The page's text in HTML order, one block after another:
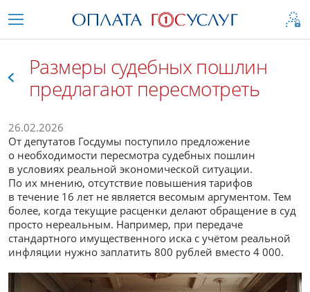
Размеры судебных пошлин
предлагают пересмотреть
26.02.2026
От депутатов Госдумы поступило предложение
о необходимости пересмотра судебных пошлин
в условиях реальной экономической ситуации.
По их мнению, отсутствие повышения тарифов
в течение 16 лет не является весомым аргументом. Тем
более, когда текущие расценки делают обращение в суд
просто нереальным. Например, при передаче
стандартного имущественного иска с учётом реальной
инфляции нужно заплатить 800 рублей вместо 4 000.